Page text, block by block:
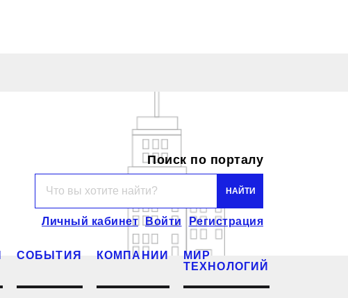
Поиск по порталу
Личный кабинет Войти Регистрация
СОБЫТИЯ КОМПАНИИ
МИР
ТЕХНОЛОГИЙ